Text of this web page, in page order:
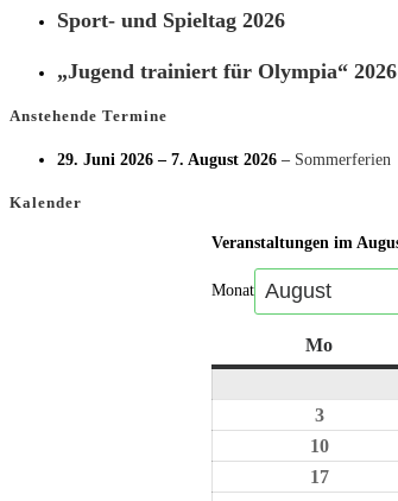
Sport- und Spieltag 2026
„Jugend trainiert für Olympia“
Anstehende Termine
29. Juni 2026 – 7. August 2026 – Sommerferien
Kalender
Veranstaltungen im
Monat
Mo
3
10
17